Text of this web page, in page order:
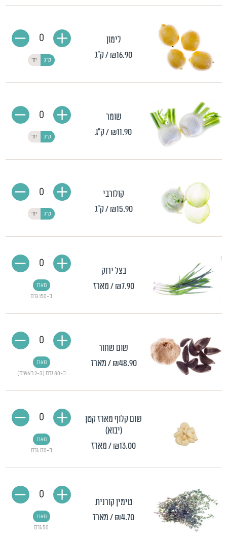
לימון
₪16.90/ ק"ג ק"ג יח'
0
שומר
₪11.90/ ק"ג ק"ג יח'
0
קולורבי
₪15.90 / ק"ג ק"ג יח'
0
בצל ירוק
₪7.90 / מארז
כ-150 גרם
מארז
0
שום שחור
₪48.90 / מארז
כ-80 גרם (2-3 ראשים)
מארז
0
שום קלוף מארז קטן
(יבוא)
₪13.00/ מארז כ-170 גרם
מארז
0
טימין קורנית
₪4.70/ מארז
50 גרם
מארז
0